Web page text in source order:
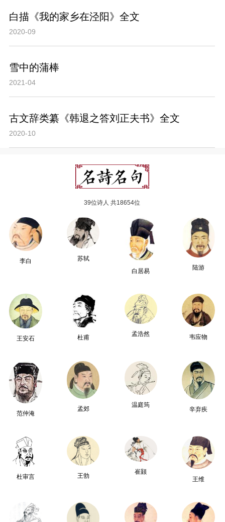
白描《我的家乡在泾阳》全文
2020-09
雪中的蒲棒
2021-04
古文辞类纂《韩退之答刘正夫书》全文
2020-10
39位诗人 共18654位
李白
苏轼
白居易
陆游
王安石 杜甫
孟浩然 韦应物
范仲淹
孟郊
温庭筠
辛弃疾
杜审言 王勃
崔颢
王维